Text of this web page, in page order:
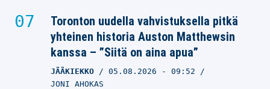
Toronton uudella vahvistuksella pitkä
yhteinen historia Auston Matthewsin
kanssa – ”Siitä on aina apua”
JÄÄKIEKKO 05.08.2026 - 09:52
JONI AHOKAS